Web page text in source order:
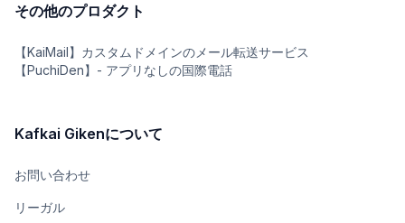
その他のプロダクト
【KaiMail】カスタムドメインのメール転送サービス
【PuchiDen】- アプリなしの国際電話
Kafkai Gikenについて
お問い合わせ
リーガル